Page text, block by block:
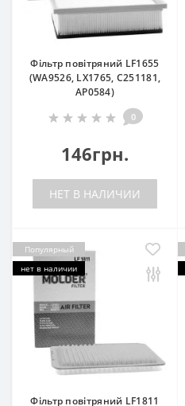
Фільтр повітряний LF1655
(WA9526, LX1765, C251181,
AP0584)
0
146грн.
НЕТ В НАЛИЧИИ
Популярный
нет в наличии
Фільтр повітряний LF1811